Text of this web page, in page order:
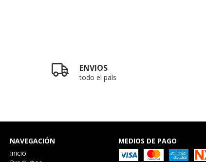
ENVIOS
todo el país
NAVEGACIÓN
Inicio
MEDIOS DE PAGO